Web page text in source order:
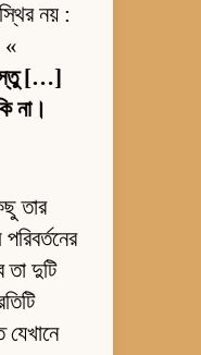
নয় :
«
[…]
না।
তার
তা দুটি